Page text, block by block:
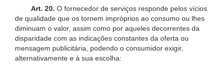
Art. 20. O fornecedor de serviços responde pelos vícios
de qualidade que os tornem impróprios ao consumo ou lhes
diminuam o valor, assim como por aqueles decorrentes da
disparidade com as indicações constantes da oferta ou
mensagem publicitária, podendo o consumidor exigir,
alternativamente e à sua escolha: